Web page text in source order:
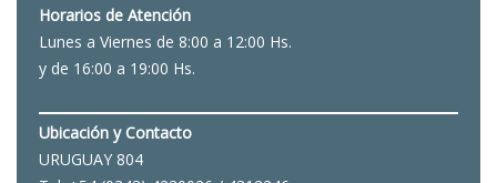
Horarios de Atención
Lunes a Viernes de 8:00 a 12:00 Hs.
y de 16:00 a 19:00 Hs.
Ubicación y Contacto
URUGUAY 804